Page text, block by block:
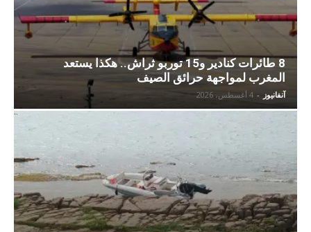
8 طائرات كنادير و15 توربو ثراش.. هكذا يستعد
المغرب لمواجهة حرائق الصيف
آنفانيوز - 4 أغسطس، 2026